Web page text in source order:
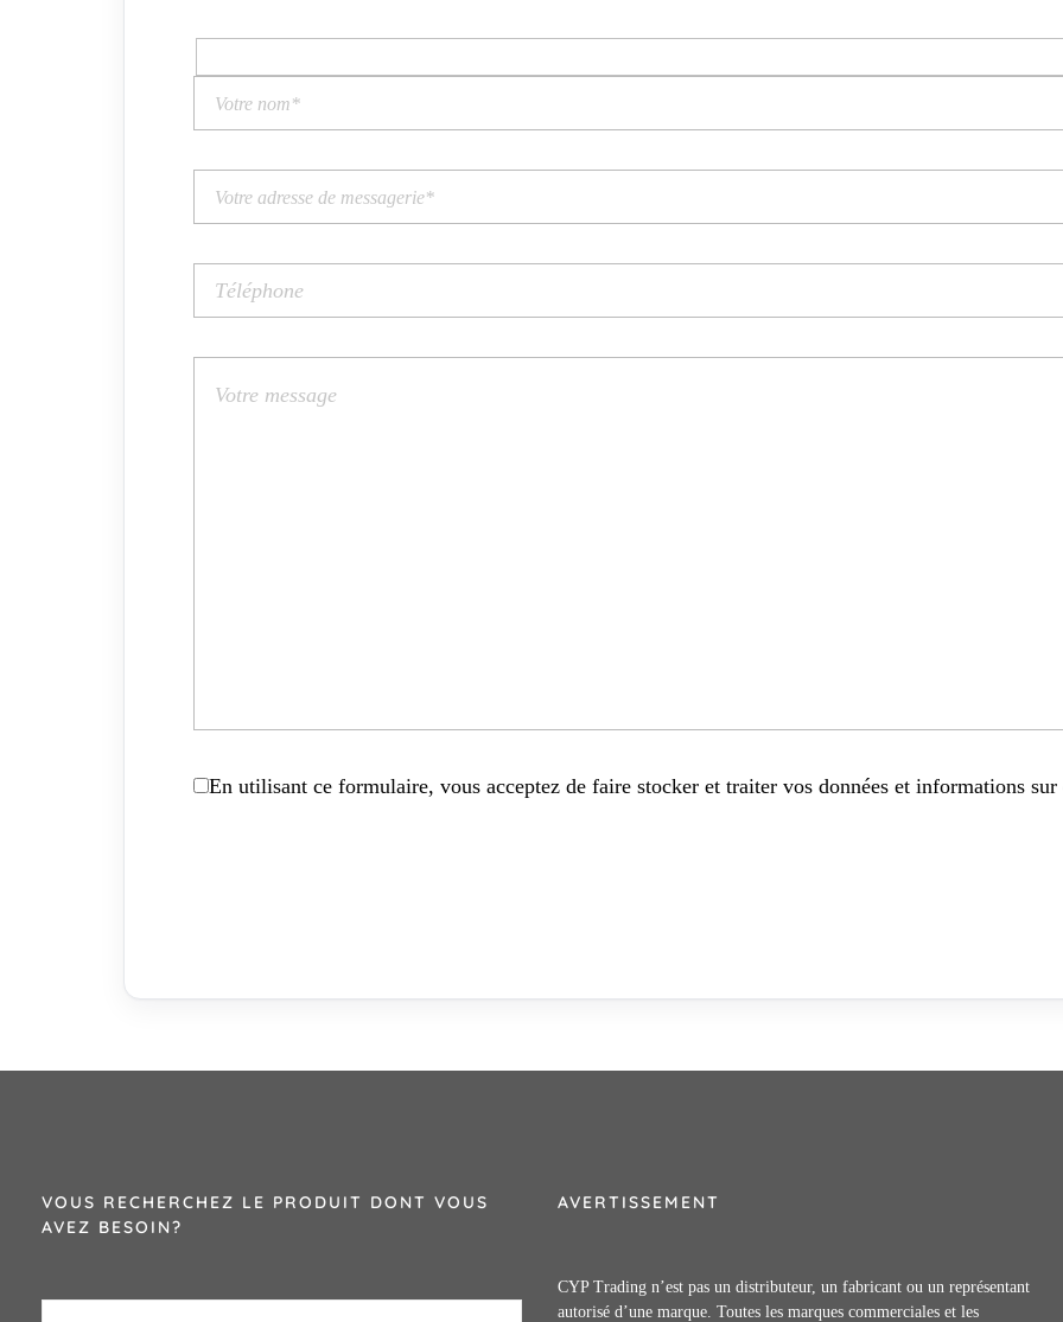
En utilisant ce formulaire, vous acceptez de faire stocker et traiter vos données et informations sur
VOUS RECHERCHEZ LE PRODUIT DONT VOUS
AVEZ BESOIN?
AVERTISSEMENT
CYP Trading n’est pas un distributeur, un fabricant ou un représentant
autorisé d’une marque. Toutes les marques commerciales et les